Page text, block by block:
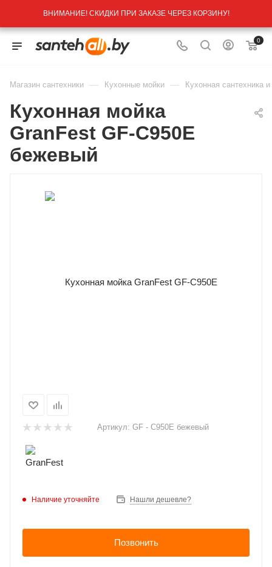
ВНИМАНИЕ! СКИДКИ ПРИ ЗАКАЗЕ ЧЕРЕЗ КОРЗИНУ!
0
Магазин сантехники — Кухонные мойки — Кухонная сантехника
Кухонная мойка
GranFest GF-C950E
бежевый
Артикул: GF - C950E бежевый
Наличие уточняйте Нашли дешевле?
Позвонить